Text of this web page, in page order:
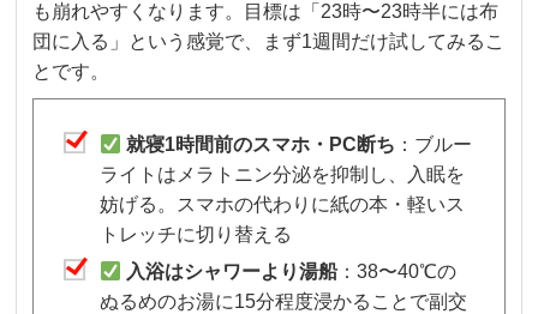
も崩れやすくなります。目標は「23時〜23時半には布
団に入る」という感覚で、まず1週間だけ試してみるこ
とです。
就寝1時間前のスマホ・PC断ち ：ブルー
ライトはメラトニン分泌を抑制し、入眠を
妨げる。スマホの代わりに紙の本・軽いス
トレッチに切り替える
入浴はシャワーより湯船：38〜40℃の
ぬるめのお湯に15分程度浸かることで副交